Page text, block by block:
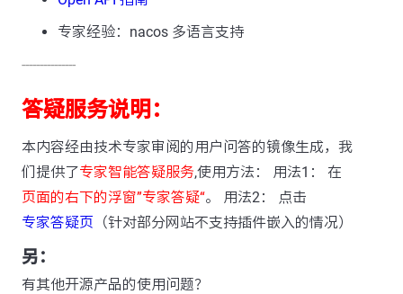
专家经验：nacos 多语言支持
---------------
答疑服务说明：
本内容经由技术专家审阅的用户问答的镜像生成，我
们提供了专家智能答疑服务,使用方法： 用法1： 在
页面的右下的浮窗”专家答疑“。 用法2： 点击
专家答疑页 （针对部分网站不支持插件嵌入的情况）
另：
有其他开源产品的使用问题？